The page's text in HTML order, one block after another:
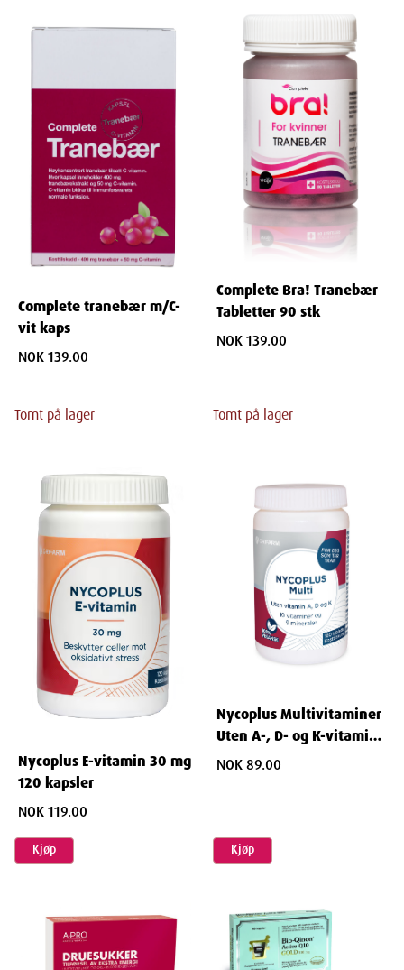
Complete tranebær m/C-
vit kaps
NOK 139.00
Tomt på lager
Complete Bra! Tranebær
Tabletter 90 stk
NOK 139.00
Tomt på lager
Nycoplus E-vitamin 30 mg
120 kapsler
NOK 119.00
Kjøp
Nycoplus Multivitaminer
Uten A-, D- og K-vitamin
100 stk
NOK 89.00
Kjøp